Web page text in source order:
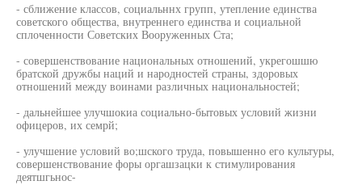
- сближение классов, социальннх групп, утепление единства
советского общества, внутреннего единства и социальной
сплоченности Советских Вооруженных Ста;
- совершенствование национальных отношений, укрегошшю
братской дружбы наций и народностей страны, здоровых
отношений между воинами различных национальностей;
- дальнейшее улучшокиа социально-бытовых условий жизни
офицеров, их семрй;
- улучшение условий во;шского труда, повышенно его культуры,
совершенствование форы оргашзацки к стимулирования
деятшгьнос-